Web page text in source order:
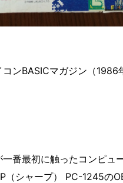
コンBASICマガジン（
一番最初に触ったコンピュ
（シャープ） PC-1245の